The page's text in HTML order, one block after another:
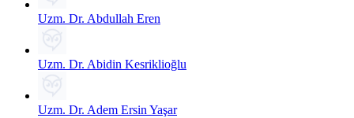
Uzm. Dr. Abdullah Eren
Uzm. Dr. Abidin Kesriklioğlu
Uzm. Dr. Adem Ersin Yaşar